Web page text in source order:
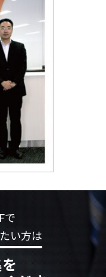
で
い方は